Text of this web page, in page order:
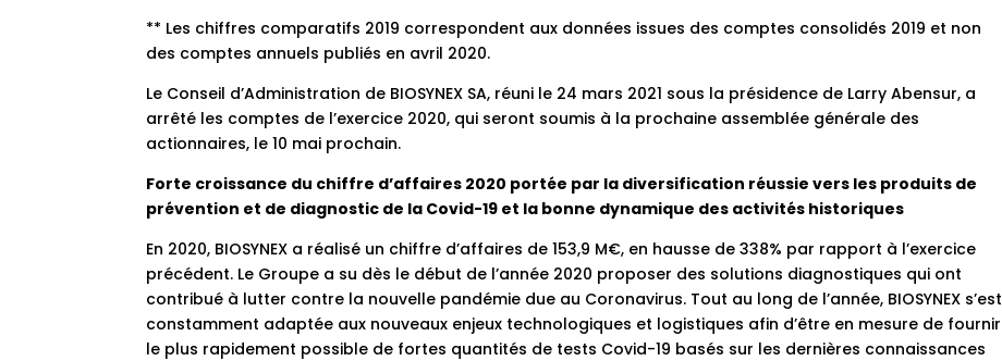
** Les chiffres comparatifs 2019 correspondent aux données issues des comptes consolidés 2019 et non
des comptes annuels publiés en avril 2020.
Le Conseil d’Administration de BIOSYNEX SA, réuni le 24 mars 2021 sous la présidence de Larry Abensur, a
arrêté les comptes de l’exercice 2020, qui seront soumis à la prochaine assemblée générale des
actionnaires, le 10 mai prochain.
Forte croissance du chiffre d’affaires 2020 portée par la diversification réussie vers les produits de
prévention et de diagnostic de la Covid-19 et la bonne dynamique des activités historiques
En 2020, BIOSYNEX a réalisé un chiffre d’affaires de 153,9 M€, en hausse de 338% par rapport à l’exercice
précédent. Le Groupe a su dès le début de l’année 2020 proposer des solutions diagnostiques qui ont
contribué à lutter contre la nouvelle pandémie due au Coronavirus. Tout au long de l’année, BIOSYNEX s’est
constamment adaptée aux nouveaux enjeux technologiques et logistiques afin d’être en mesure de fournir
le plus rapidement possible de fortes quantités de tests Covid-19 basés sur les dernières connaissances